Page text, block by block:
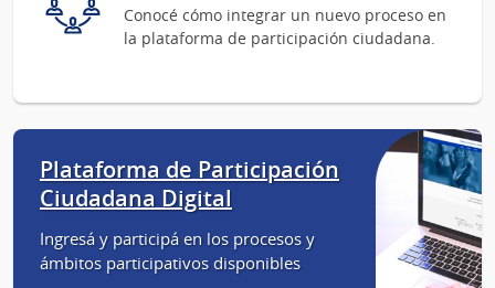
Conocé cómo integrar un nuevo proceso en
la plataforma de participación ciudadana.
Plataforma de Participación
Ciudadana Digital
Ingresá y participá en los procesos y
ámbitos participativos disponibles